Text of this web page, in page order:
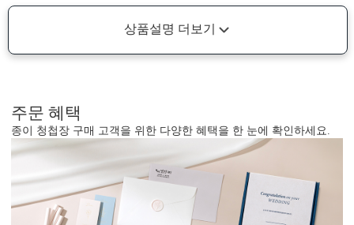
상품설명 더보기
주문 혜택
종이 청첩장 구매 고객을 위한 다양한 혜택을 한 눈에 확인하세요.